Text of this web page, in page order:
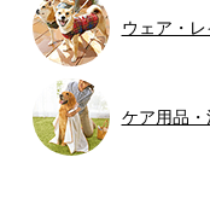
ウェア・レ
ケア用品